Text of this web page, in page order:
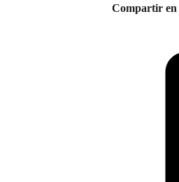
Compartir en